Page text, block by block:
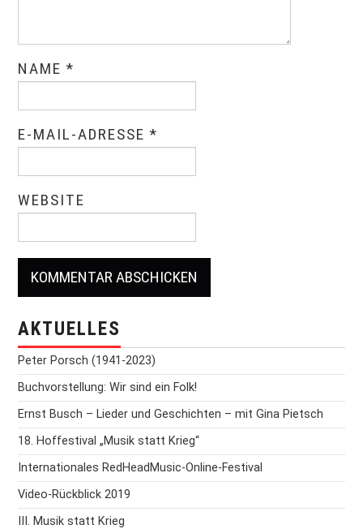
NAME*
E-MAIL-ADRESSE*
WEBSITE
AKTUELLES
Peter Porsch (1941-2023)
Buchvorstellung: Wir sind ein Folk!
Ernst Busch – Lieder und Geschichten – mit Gina Pietsch
18. Hoffestival „Musik statt Krieg“
Internationales RedHeadMusic-Online-Festival
Video-Rückblick 2019
III. Musik statt Krieg